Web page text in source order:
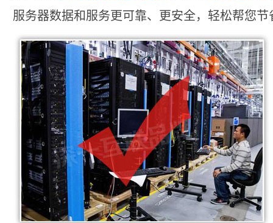
服务器数据和服务更可靠、更安全，轻松帮您节